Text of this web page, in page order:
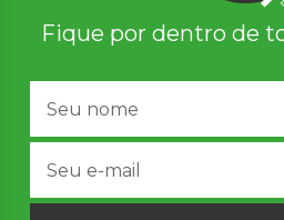
Fique por dentro de